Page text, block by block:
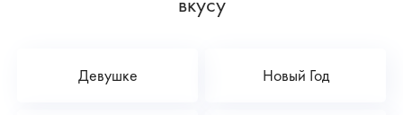
Девушке Новый Год